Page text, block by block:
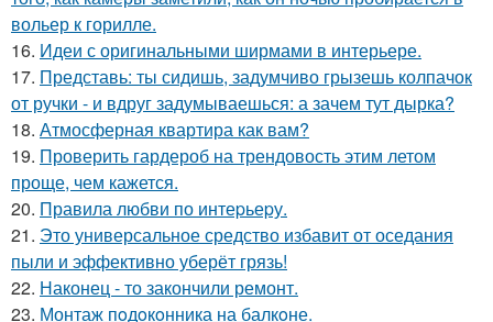
вольер к горилле.
16. Идеи с оригинальными ширмами в интерьере.
17. Представь: ты сидишь, задумчиво грызешь колпачок
от ручки - и вдруг задумываешься: а зачем тут дырка?
18. Атмосферная квартира как вам?
19. Проверить гардероб на трендовость этим летом
проще, чем кажется.
20. Правила любви по интеpьеpу.
21. Это универсальное средство избавит от оседания
пыли и эффективно уберёт грязь!
22. Наконец - то закончили ремонт.
23. Монтаж пoдoкoнника на балкoне.